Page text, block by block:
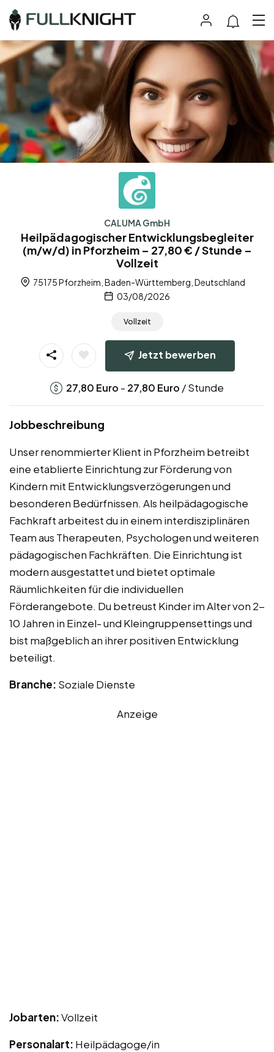
CALUMA GmbH
Heilpädagogischer Entwicklungsbegleiter
(m/w/d) in Pforzheim – 27,80 € / Stunde –
Vollzeit
75175 Pforzheim, Baden-Württemberg, Deutschland
03/08/2026
Vollzeit
Jetzt bewerben
27,80 Euro - 27,80 Euro / Stunde
Jobbeschreibung
Unser renommierter Klient in Pforzheim betreibt
eine etablierte Einrichtung zur Förderung von
Kindern mit Entwicklungsverzögerungen und
besonderen Bedürfnissen. Als heilpädagogische
Fachkraft arbeitest du in einem interdisziplinären
Team aus Therapeuten, Psychologen und weiteren
pädagogischen Fachkräften. Die Einrichtung ist
modern ausgestattet und bietet optimale
Räumlichkeiten für die individuellen
Förderangebote. Du betreust Kinder im Alter von 2-
10 Jahren in Einzel- und Kleingruppensettings und
bist maßgeblich an ihrer positiven Entwicklung
beteiligt.
Branche: Soziale Dienste
Anzeige
Jobarten:Vollzeit
Personalart: Heilpädagoge/in